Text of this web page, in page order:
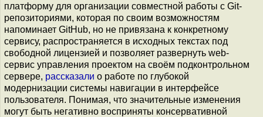
платформу для организации совместной работы с Git-
репозиториями, которая по своим возможностям
напоминает GitHub, но не привязана к конкретному
сервису, распространяется в исходных текстах под
свободной лицензией и позволяет развернуть web-
сервис управления проектом на своём подконтрольном
сервере, рассказали о работе по глубокой
модернизации системы навигации в интерфейсе
пользователя. Понимая, что значительные изменения
могут быть негативно восприняты консервативной